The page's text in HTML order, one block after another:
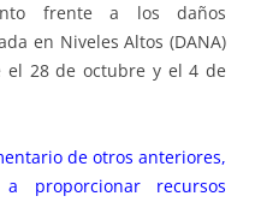
frente a los daños
en Niveles Altos (DANA)
28 de octubre y el 4 de
de otros anteriores,
proporcionar recursos